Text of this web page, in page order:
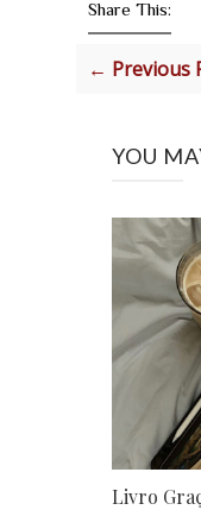
Share This:
← Previous
YOU
Livro